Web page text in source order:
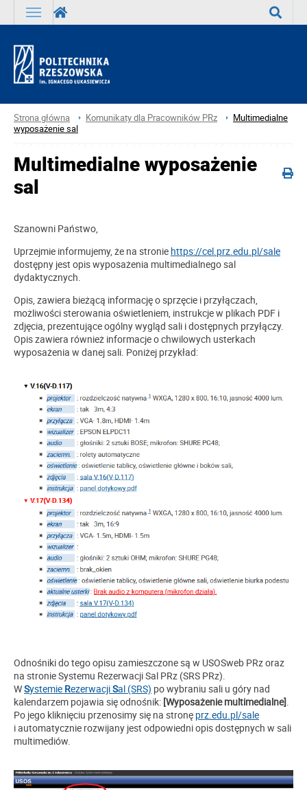
Strona główna Komunikaty dla Pracowników PRz
Multimedialne
wyposażenie sal
Multimedialne wyposażenie
sal
Szanowni Państwo,
Uprzejmie informujemy, że na stronie https://cel.prz.edu.pl/sale
dostępny jest opis wyposażenia multimedialnego sal
dydaktycznych.
Opis, zawiera bieżącą informację o sprzęcie i przyłączach,
możliwości sterowania oświetleniem, instrukcje w plikach PDF i
zdjęcia, prezentujące ogólny wygląd sali i dostępnych przyłączy.
Opis zawiera również informacje o chwilowych usterkach
wyposażenia w danej sali. Poniżej przykład:
Odnośniki do tego opisu zamieszczone są w USOSweb PRz oraz
na stronie Systemu Rezerwacji Sal PRz (SRS PRz).
WSystemie RezerwacjiSal (SRS) po wybraniu sali u góry nad
kalendarzem pojawia się odnośnik: [Wyposażenie multimedialne]
Po jego kliknięciu przenosimy się na stronę prz.edu.pl/sale
i automatycznie rozwijany jest odpowiedni opis dostępnych w sali
multimediów.